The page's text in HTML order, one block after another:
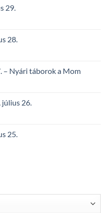
29.
28.
– Nyári táborok a Mom
július 26.
25.